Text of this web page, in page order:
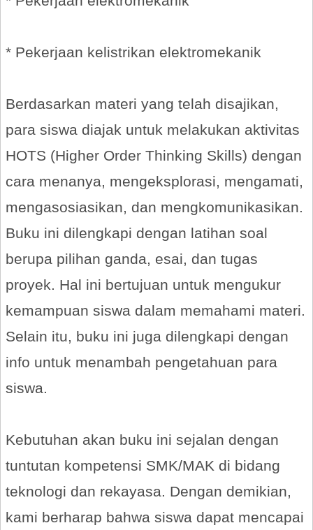
* Pekerjaan kelistrikan elektromekanik
Berdasarkan materi yang telah disajikan,
para siswa diajak untuk melakukan aktivitas
HOTS (Higher Order Thinking Skills) dengan
cara menanya, mengeksplorasi, mengamati,
mengasosiasikan, dan mengkomunikasikan.
Buku ini dilengkapi dengan latihan soal
berupa pilihan ganda, esai, dan tugas
proyek. Hal ini bertujuan untuk mengukur
kemampuan siswa dalam memahami materi.
Selain itu, buku ini juga dilengkapi dengan
info untuk menambah pengetahuan para
siswa.
Kebutuhan akan buku ini sejalan dengan
tuntutan kompetensi SMK/MAK di bidang
teknologi dan rekayasa. Dengan demikian,
kami berharap bahwa siswa dapat mencapai